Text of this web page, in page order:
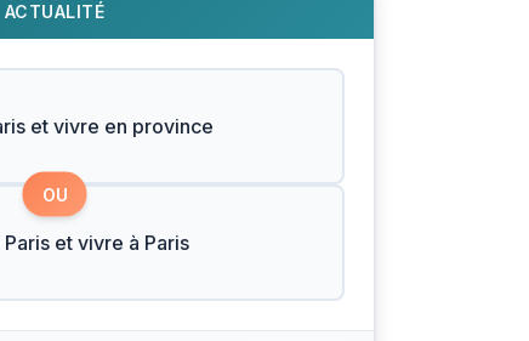
ACTUALITÉ
et vivre en province
OU
et vivre à Paris